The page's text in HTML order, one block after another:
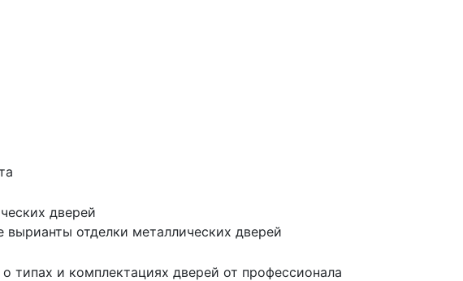
отделки металлических дверей
и комплектациях дверей от профессионала